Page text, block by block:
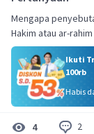
Mengapa
Hakim atau ar-rahim
Ikuti
100rb
Habis
4 2